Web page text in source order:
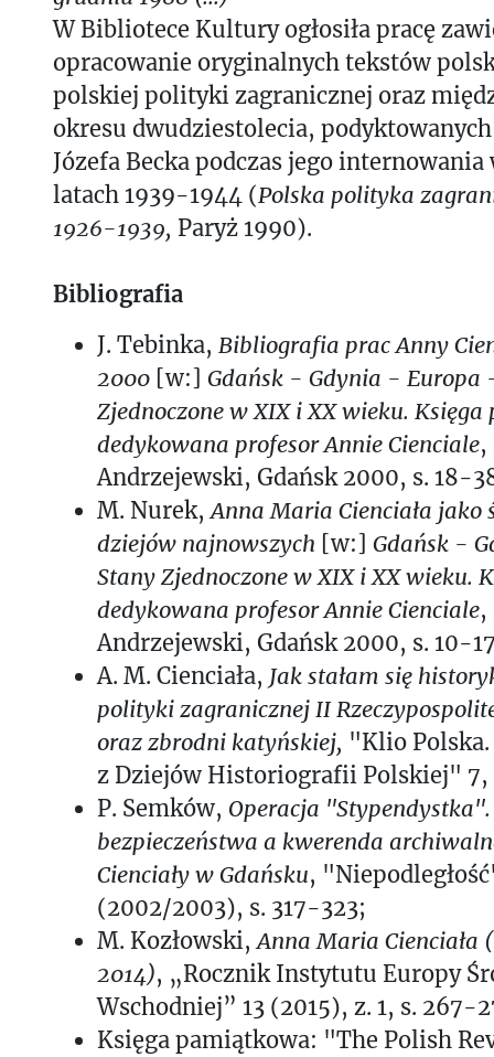
W Bibliotece Kultury ogłosiła pracę
opracowanie oryginalnych tekstów
polskiej polityki zagranicznej oraz
okresu dwudziestolecia,
Józefa Becka podczas jego
latach 1939-1944 (Polska polityka
1926-1939, Paryż 1990).
Bibliografia
J. Tebinka, Bibliografia prac Anny
2000 [w:] Gdańsk - Gdynia - Europa
Zjednoczone w XIX i XX wieku.
dedykowana profesor Annie Cienciale,
Andrzejewski, Gdańsk 2000, s. 18-
M. Nurek, Anna Maria Cienciała jako
dziejów najnowszych [w:] Gdańsk -
Stany Zjednoczone w XIX i XX wieku.
dedykowana profesor Annie Cienciale,
Andrzejewski, Gdańsk 2000, s. 10-
A. M. Cienciała, Jak stałam się
polityki zagranicznej II
oraz zbrodni katyńskiej, "Klio
z Dziejów Historiografii Polskiej" 7,
P. Semków, Operacja "Stypendystka".
bezpieczeństwa a kwerenda
Cienciały w Gdańsku,
(2002/2003), s. 317-323;
M. Kozłowski, Anna Maria Cienciała
2014), „Rocznik Instytutu Europy
Wschodniej” 13 (2015), z. 1, s. 267-
Księga pamiątkowa: "The Polish